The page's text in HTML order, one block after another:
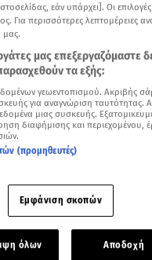
2026
εάν υπάρχει]. Οι
Για περισσότερες λεπτομέρειες
μας.
μας επεξεργαζόμαστε
τα εξής:
γεωεντοπισμού. Ακριβής
για αναγνώριση
μιας συσκευής.
διαφήμισης και περιεχομένου,
(προμηθευτές)
Εμφάνιση σκοπών
όλων Αποδοχή